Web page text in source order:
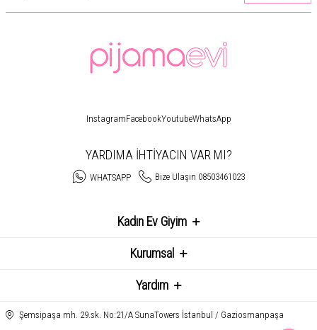
InstagramFacebookYoutubeWhatsApp
YARDIMA İHTİYACIN VAR MI?
WHATSAPP Bize Ulaşın 08503461023
Kadın Ev Giyim
Kurumsal
Yardım
Şemsipaşa mh. 29.sk. No:21/A SunaTowers İstanbul / Gaziosmanpaşa